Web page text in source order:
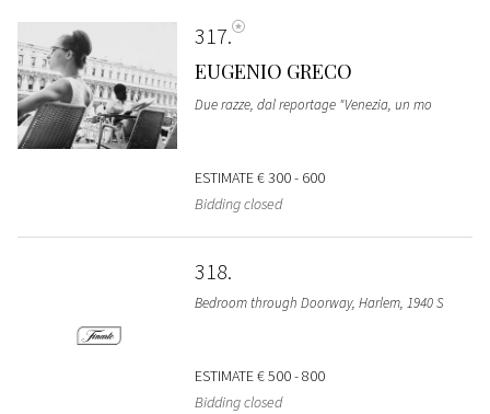
317
EUGENIO GRECO
Due razze, dal reportage "Venezia, un mo
ESTIMATE€ 300 - 600
Bidding closed
318
Bedroom through Doorway, Harlem, 1940 S
ESTIMATE€ 500 - 800
Bidding closed